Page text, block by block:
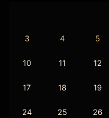
3 4 5
10 11 12
17 18 19
24 25 26